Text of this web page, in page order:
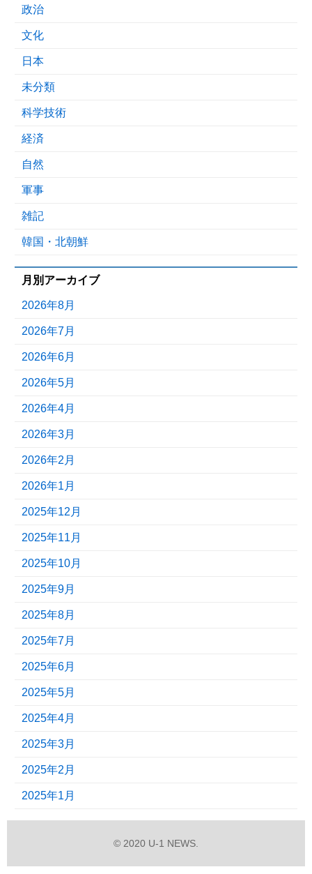
政治
文化
日本
未分類
科学技術
経済
自然
軍事
雑記
韓国・北朝鮮
月別アーカイブ
2026年8月
2026年7月
2026年6月
2026年5月
2026年4月
2026年3月
2026年2月
2026年1月
2025年12月
2025年11月
2025年10月
2025年9月
2025年8月
2025年7月
2025年6月
2025年5月
2025年4月
2025年3月
2025年2月
2025年1月
© 2020 U-1 NEWS.